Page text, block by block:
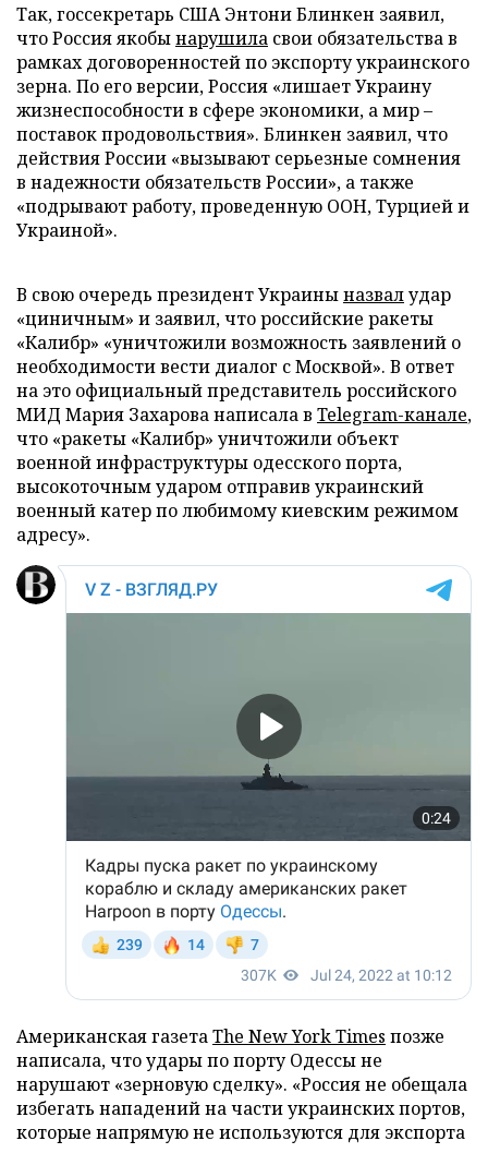
Так, госсекретарь США Энтони Блинкен заявил,
что Россия якобынарушила свои обязательства в
рамках договоренностей по экспорту украинского
зерна. По его версии, Россия «лишает Украину
жизнеспособности в сфере экономики, а мир –
поставок продовольствия». Блинкен заявил, что
действия России «вызывают серьезные сомнения
в надежности обязательств России», а также
«подрывают работу, проведенную ООН, Турцией и
Украиной».
В свою очередь президент Украиныназвалудар
«циничным» и заявил, что российские ракеты
«Калибр» «уничтожили возможность заявлений о
необходимости вести диалог с Москвой». В ответ
на это официальный представитель российского
МИД Мария Захарова написала в Telegram-канале,
что «ракеты «Калибр» уничтожили объект
военной инфраструктуры одесского порта,
высокоточным ударом отправив украинский
военный катер по любимому киевским режимом
адресу».
Американская газетаThe New York Times позже
написала, что удары по порту Одессы не
нарушают «зерновую сделку». «Россия не обещала
избегать нападений на части украинских портов,
которые напрямую не используются для экспорта